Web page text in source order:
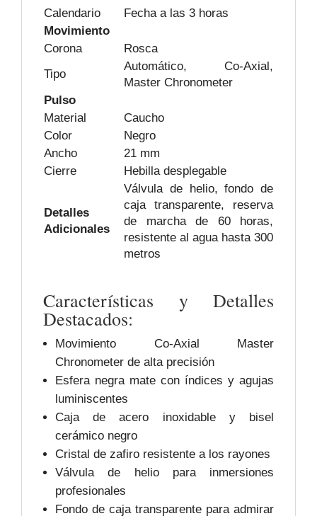
Calendario
Fecha a las 3 horas
Movimiento
Corona
Rosca
Tipo
Automático, Co-Axial,
Master Chronometer
Pulso
Material
Caucho
Color
Negro
Ancho
21 mm
Cierre
Hebilla desplegable
Detalles
Adicionales
Válvula de helio, fondo de
caja transparente, reserva
de marcha de 60 horas,
resistente al agua hasta 300
metros
Características y Detalles
Destacados:
Movimiento Co-Axial Master
Chronometer de alta precisión
Esfera negra mate con índices y agujas
luminiscentes
Caja de acero inoxidable y bisel
cerámico negro
Cristal de zafiro resistente a los rayones
Válvula de helio para inmersiones
profesionales
Fondo de caja transparente para admirar